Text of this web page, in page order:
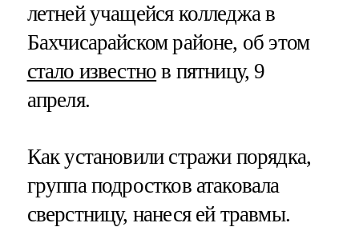
летней учащейся колледжа в
Бахчисарайском районе, об этом
стало известно в пятницу, 9
апреля.
Как установили стражи порядка,
группа подростков атаковала
сверстницу, нанеся ей травмы.